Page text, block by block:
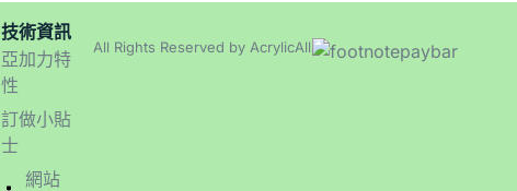
技術資訊
亞加力特
性
訂做小貼
士
網站
All Rights Reserved by AcrylicAll